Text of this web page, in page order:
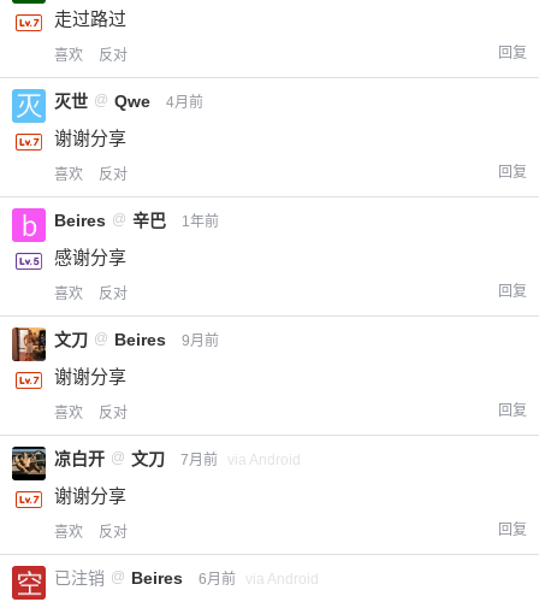
走过路过
喜欢 反对 回复
灭世 @ Qwe 4月前
谢谢分享
喜欢 反对 回复
Beires @ 辛巴 1年前
感谢分享
喜欢 反对 回复
文刀 @ Beires 9月前
谢谢分享
喜欢 反对 回复
凉白开 @ 文刀 7月前 via Android
谢谢分享
喜欢 反对 回复
已注销 @ Beires 6月前 via Android